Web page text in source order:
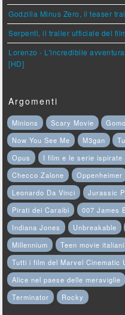
Godzilla Minus Zero, il teaser
Serpenti, il trailer ufficiale del
Lorenzo - L'incredibile
[HD]
Argomenti
Minions Scary Movie
Now You See Me
M3gan
Opus
I film e le serie ispirate
Checco Zalone
Oppenheimer
Leonardo Da Vinci
Jurassic
Pirati dei Caraibi
007 James
Indiana Jones
Unbreakable
Millennium
Teen movie italiani
Tutti i film del Marvel Cinematic
Alice nel paese delle meraviglie
Terminator
Rocky